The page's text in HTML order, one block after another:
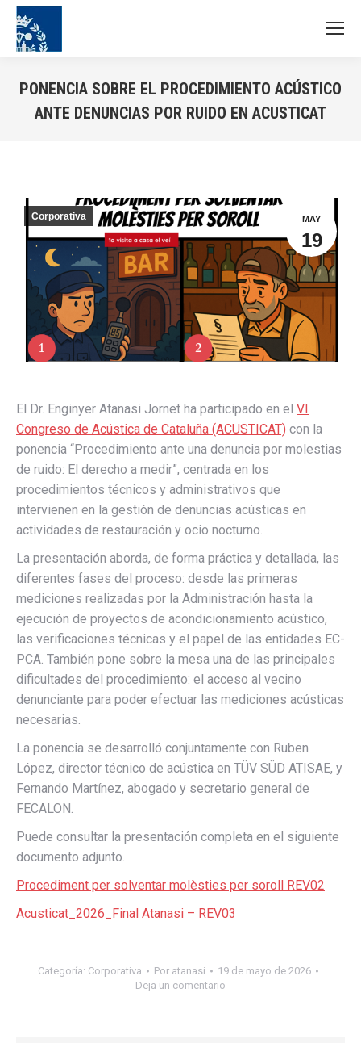
PONENCIA SOBRE EL PROCEDIMIENTO ACÚSTICO
ANTE DENUNCIAS POR RUIDO EN ACUSTICAT
MAY
19
Corporativa
El Dr. Enginyer Atanasi Jornet ha participado en el VI
Congreso de Acústica de Cataluña (ACUSTICAT) con la
ponencia “Procedimiento ante una denuncia por molestias
de ruido: El derecho a medir”, centrada en los
procedimientos técnicos y administrativos que
intervienen en la gestión de denuncias acústicas en
actividades de restauración y ocio nocturno.
La presentación aborda, de forma práctica y detallada, las
diferentes fases del proceso: desde las primeras
mediciones realizadas por la Administración hasta la
ejecución de proyectos de acondicionamiento acústico,
las verificaciones técnicas y el papel de las entidades EC-
PCA. También pone sobre la mesa una de las principales
dificultades del procedimiento: el acceso al vecino
denunciante para poder efectuar las mediciones acústicas
necesarias.
La ponencia se desarrolló conjuntamente con Ruben
López, director técnico de acústica en TÜV SÜD ATISAE, y
Fernando Martínez, abogado y secretario general de
FECALON.
Puede consultar la presentación completa en el siguiente
documento adjunto.
Procediment per solventar molèsties per soroll REV02
Acusticat_2026_Final Atanasi – REV03
Categoría: Corporativa Por atanasi
19 de mayo de 2026
Deja un comentario